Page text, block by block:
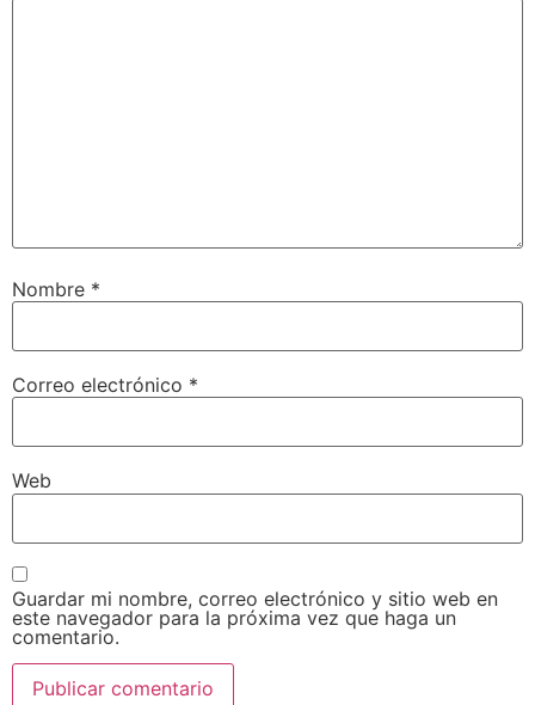
Nombre *
Correo electrónico *
Web
Guardar mi nombre, correo electrónico y sitio web en
este navegador para la próxima vez que haga un
comentario.